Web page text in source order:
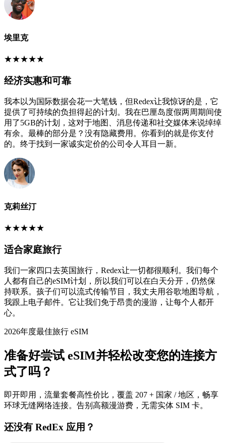
埃里克
★★★★★
经济实惠和可靠
我本以为国际数据会花一大笔钱，但Redex让我惊讶的是，它
提供了可持续的负担得起的计划。我在巴厘岛度假两周期间使
用了5GB的计划，这对于地图、消息传递和社交媒体来说绰绰
有余。最棒的部分是？没有隐藏费用。你看到的就是你支付
的。终于找到一家诚实定价的公司令人耳目一新。
克莉丝汀
★★★★★
适合家庭旅行
我们一家四口去英国旅行，Redex让一切都很顺利。我们每个
人都有自己的eSIM计划，所以我们可以在白天分开，仍然保
持联系。孩子们可以流式传输节目，我丈夫用谷歌地图导航，
我跟上电子邮件。它让我们免于昂贵的漫游，让每个人都开
心。
2026年度最佳旅行 eSIM
准备好尝试 eSIM并轻松改变您的连接方
式了吗？
即开即用，流量套餐高性价比，覆盖 207 + 国家 / 地区，畅享
环球无缝网络连接。告别高额漫游费，无需实体 SIM 卡。
还没有 RedEx 应用？